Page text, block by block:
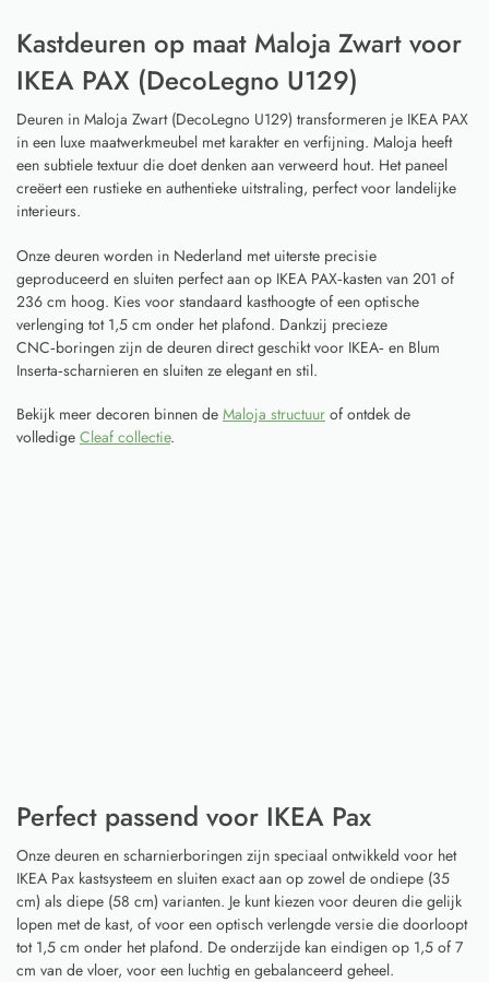
Kastdeuren op maat Maloja Zwart voor
IKEA PAX (DecoLegno U129)
Deuren in Maloja Zwart (DecoLegno U129) transformeren je IKEA PAX
in een luxe maatwerkmeubel met karakter en verfijning. Maloja heeft
een subtiele textuur die doet denken aan verweerd hout. Het paneel
creëert een rustieke en authentieke uitstraling, perfect voor landelijke
interieurs.
Onze deuren worden in Nederland met uiterste precisie
geproduceerd en sluiten perfect aan op IKEA PAX‑kasten van 201 of
236 cm hoog. Kies voor standaard kasthoogte of een optische
verlenging tot 1,5 cm onder het plafond. Dankzij precieze
CNC‑boringen zijn de deuren direct geschikt voor IKEA‑ en Blum
Inserta‑scharnieren en sluiten ze elegant en stil.
Bekijk meer decoren binnen de Maloja structuur of ontdek de
volledige Cleaf collectie.
Perfect passend voor IKEA Pax
Onze deuren en scharnierboringen zijn speciaal ontwikkeld voor het
IKEA Pax kastsysteem en sluiten exact aan op zowel de ondiepe (35
cm) als diepe (58 cm) varianten. Je kunt kiezen voor deuren die gelijk
lopen met de kast, of voor een optisch verlengde versie die doorloopt
tot 1,5 cm onder het plafond. De onderzijde kan eindigen op 1,5 of 7
cm van de vloer, voor een luchtig en gebalanceerd geheel.